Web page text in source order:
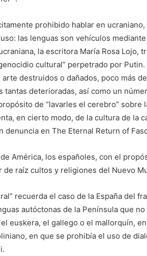
prohibido hablar en
las lenguas son vehículos
la escritora María Rosa Lojo,
cultural” perpetrado por
arte destruidos o dañados, poco más
tantas deterioradas, así como un
de “lavarles el cerebro”
en cierto modo, de la cultura de la
denuncia en The Eternal Return of
América, los españoles, con el
de raíz cultos y religiones del Nuevo
recuerda el caso de la España del
autóctonas de la Península que
euskera, el gallego o el mallorquín,
en que se prohibía el uso de